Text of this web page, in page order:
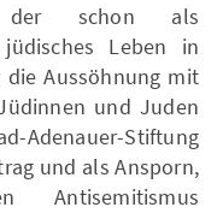
der schon als
Leben in
Aussöhnung mit
und Juden
Adenauer-Stiftung
und als Ansporn,